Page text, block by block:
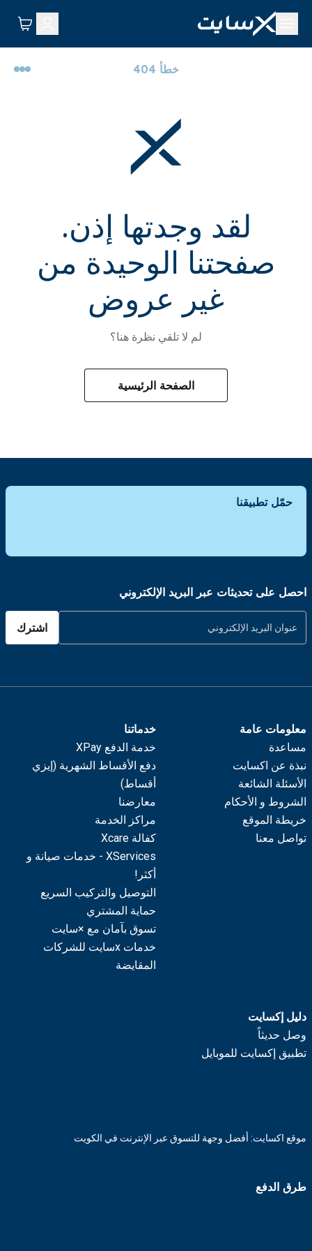
خطأ 404
لقد وجدتها إذن.
صفحتنا الوحيدة من
غير عروض
لم لا تلقي نظرة هنا؟
الصفحة الرئيسية
حمّل تطبيقنا
احصل على تحديثات عبر البريد الإلكتروني
اشترك
معلومات عامة
مساعدة
نبذة عن اكسايت
الأسئلة الشائعة
الشروط و الأحكام
خريطة الموقع
تواصل معنا
خدماتنا
خدمة الدفع XPay
دفع الأقساط الشهرية (إيزي
أقساط)
معارضنا
مراكز الخدمة
كفالة Xcare
XServices - خدمات صيانة و
أكثر!
التوصيل والتركيب السريع
حماية المشتري
تسوق بآمان مع ×سايت
خدمات xسايت للشركات
المقايضة
دليل إكسايت
وصل حديثاً
تطبيق إكسايت للموبايل
موقع اكسايت: أفضل وجهة للتسوق عبر الإنترنت في الكويت
طرق الدفع